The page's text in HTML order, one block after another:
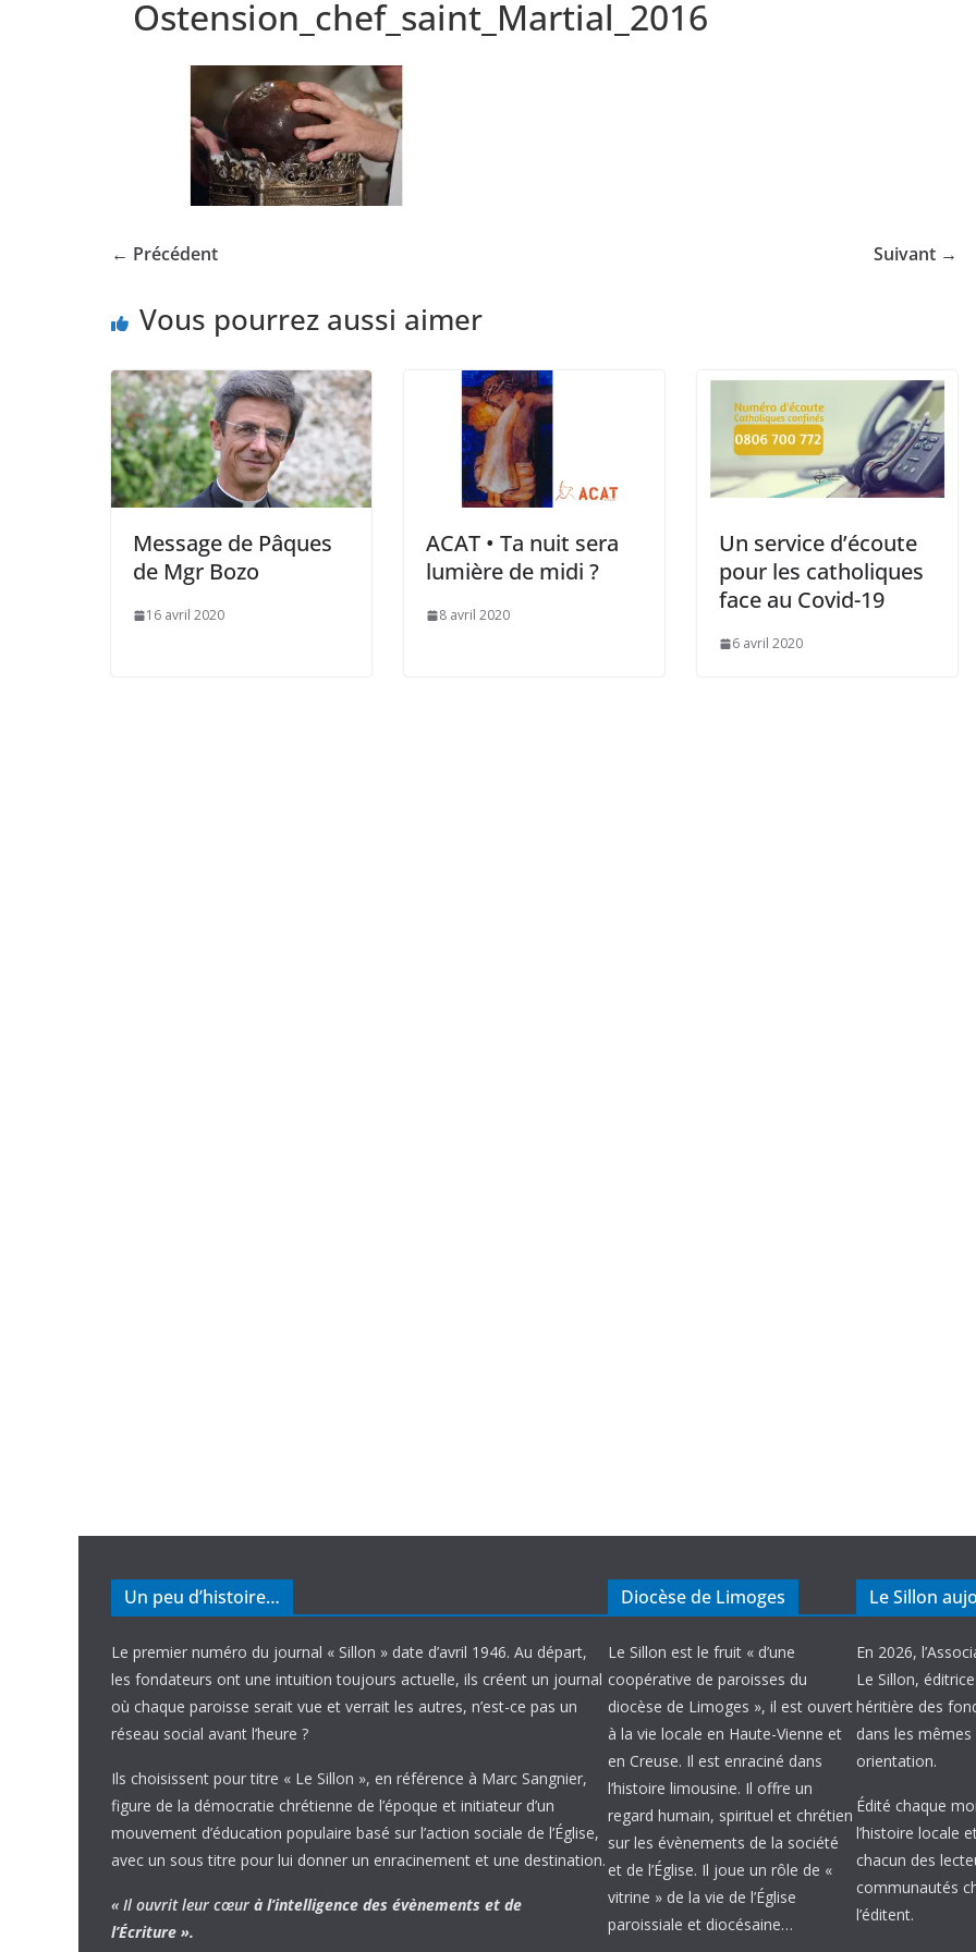
Ostension_chef_saint_Martial_2016
← Précédent Suivant →
Vous pourrez aussi aimer
Message de Pâques
de Mgr Bozo
16 avril 2020
ACAT • Ta nuit sera
lumière de midi ?
8 avril 2020
Un service d’écoute
pour les catholiques
face au Covid-19
6 avril 2020
Un peu d’histoire…
Le premier numéro du journal « Sillon » date d’avril 1946. Au départ,
les fondateurs ont une intuition toujours actuelle, ils créent un journal
où chaque paroisse serait vue et verrait les autres, n’est-ce pas un
réseau social avant l’heure ?
Ils choisissent pour titre « Le Sillon », en référence à Marc Sangnier,
figure de la démocratie chrétienne de l’époque et initiateur d’un
mouvement d’éducation populaire basé sur l’action sociale de l’Église,
avec un sous titre pour lui donner un enracinement et une destination.
« Il ouvrit leur cœur à l’intelligence des évènements et de
l’Écriture ».
Diocèse de Limoges
Le Sillon est le fruit « d’une
coopérative de paroisses du
diocèse de Limoges », il est ouvert
à la vie locale en Haute-Vienne et
en Creuse. Il est enraciné dans
l’histoire limousine. Il offre un
regard humain, spirituel et chrétien
sur les évènements de la société
et de l’Église. Il joue un rôle de «
vitrine » de la vie de l’Église
paroissiale et diocésaine…
Le Sillon
En 2026,
Le Sillon,
héritière des
dans les
orientation.
Édité chaque
l’histoire locale
chacun des
communautés
l’éditent.